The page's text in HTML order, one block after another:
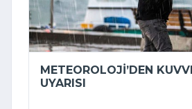
METEOROLOJI’DEN
UYARISI